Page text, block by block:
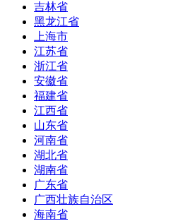
吉林省
黑龙江省
上海市
江苏省
浙江省
安徽省
福建省
江西省
山东省
河南省
湖北省
湖南省
广东省
广西壮族自治区
海南省